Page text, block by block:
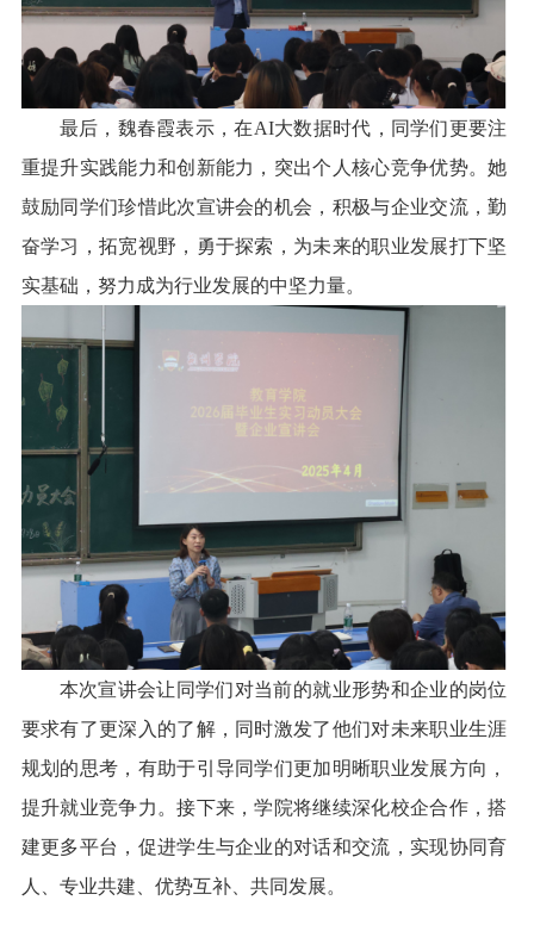
最后，魏春霞表示，在AI大数据时代，同学们更要注
重提升实践能力和创新能力，突出个人核心竞争优势。她
鼓励同学们珍惜此次宣讲会的机会，积极与企业交流，勤
奋学习，拓宽视野，勇于探索，为未来的职业发展打下坚
实基础，努力成为行业发展的中坚力量。
本次宣讲会让同学们对当前的就业形势和企业的岗位
要求有了更深入的了解，同时激发了他们对未来职业生涯
规划的思考，有助于引导同学们更加明晰职业发展方向，
提升就业竞争力。接下来，学院将继续深化校企合作，搭
建更多平台，促进学生与企业的对话和交流，实现协同育
人、专业共建、优势互补、共同发展。